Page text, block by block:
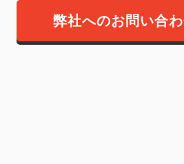
弊社へのお問い合